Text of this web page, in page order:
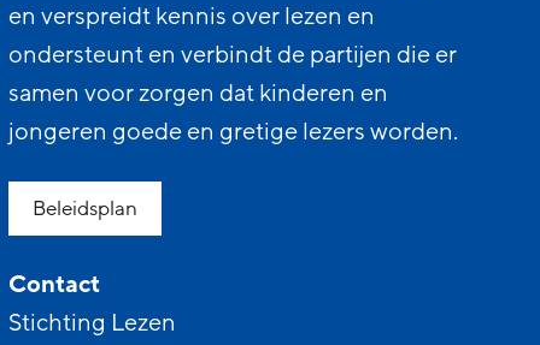
en verspreidt kennis over lezen en
ondersteunt en verbindt de partijen die er
samen voor zorgen dat kinderen en
jongeren goede en gretige lezers worden.
Beleidsplan
Contact
Stichting Lezen